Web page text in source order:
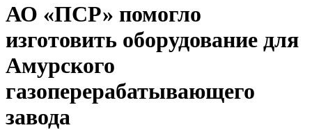
АО «ПСР» помогло
изготовить оборудование для
Амурского
газоперерабатывающего
завода